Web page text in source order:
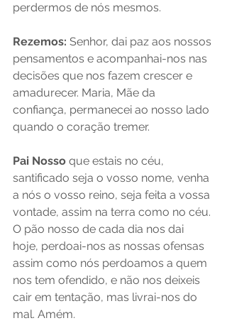
perdermos de nós mesmos.
Rezemos: Senhor, dai paz aos nossos
pensamentos e acompanhai-nos nas
decisões que nos fazem crescer e
amadurecer. Maria, Mãe da
confiança, permanecei ao nosso lado
quando o coração tremer.
Pai Nosso que estais no céu,
santificado seja o vosso nome, venha
a nós o vosso reino, seja feita a vossa
vontade, assim na terra como no céu.
O pão nosso de cada dia nos dai
hoje, perdoai-nos as nossas ofensas
assim como nós perdoamos a quem
nos tem ofendido, e não nos deixeis
cair em tentação, mas livrai-nos do
mal. Amém.